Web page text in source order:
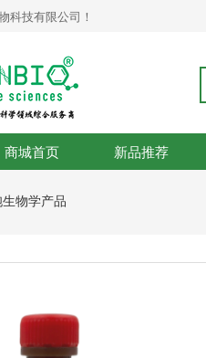
科技有限公司！
商城首页 新品推荐
物学产品